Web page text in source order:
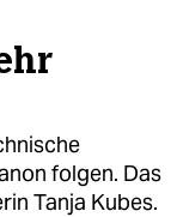
folgen. Das
Tanja Kubes.